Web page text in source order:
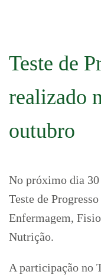
Teste de
realizado
outubro
No próximo dia
Teste de
Enfermagem,
Nutrição.
A participação no